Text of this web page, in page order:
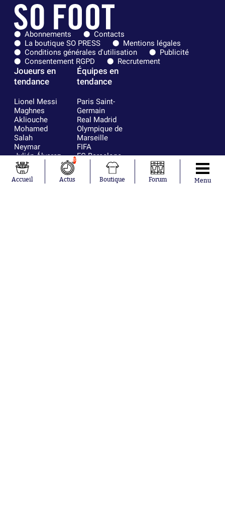
Abonnements
Contacts
La boutique SO PRESS
Mentions légales
Conditions générales d'utilisation
Publicité
Consentement RGPD
Recrutement
Joueurs en
tendance
Lionel Messi
Maghnes
Akliouche
Mohamed
Salah
Neymar
Julián Álvarez
Ferrán Torres
Kilian Corredor
Franco
Équipes en
tendance
Paris Saint-
Germain
Real Madrid
Olympique de
Marseille
FIFA
FC Barcelone
Argentine
Olympique
lyonnais
Accueil
8
Actus Boutique Forum Menu